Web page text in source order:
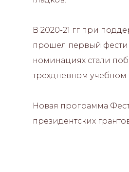
В 2020-21 гг при
прошел первый
номинациях стали
трехдневном учебном
Новая программа
президентских